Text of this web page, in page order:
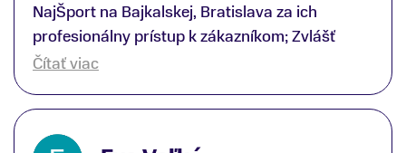
NajŠport na Bajkalskej, Bratislava za ich
profesionálny prístup k zákazníkom; Zvlášť
ďakujem špecialistovi Martinovi Gunišovi za
lyžiarskej obuvi, ako aj prilby.. všetko značka
Atomic; Pán Martin Guniš mi svojou
Čítať viac